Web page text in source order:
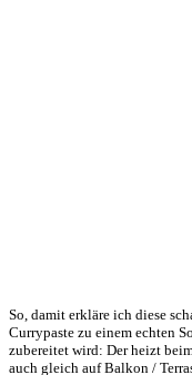
So, damit erkläre ich diese
Currypaste zu einem echten
zubereitet wird: Der heizt
auch gleich auf Balkon /